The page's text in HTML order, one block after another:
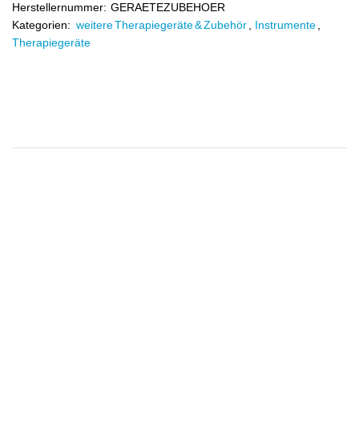
Herstellernummer: GERAETEZUBEHOER
Kategorien: weitere Therapiegeräte & Zubehör Instrumente
Therapiegeräte